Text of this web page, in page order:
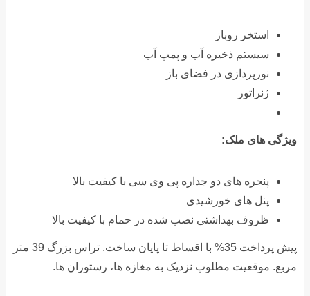
استخر روباز
سیستم ذخیره آب و پمپ آب
نورپردازی در فضای باز
ژنراتور
ویژگی های ملک:
پنجره های دو جداره پی وی سی با کیفیت بالا
پنل های خورشیدی
ظروف بهداشتی نصب شده در حمام با کیفیت بالا
پیش پرداخت 35% با اقساط تا پایان ساخت. تراس بزرگ 39 متر
مربع. موقعیت مطلوب نزدیک به مغازه ها، رستوران ها.